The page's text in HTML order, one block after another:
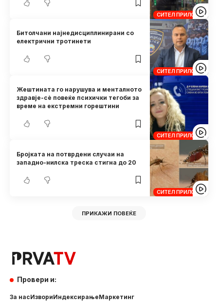
СИТЕЛ ПРИЛОЗИ
СИТЕЛ ПРИЛОЗИ
Битолчани најнедисциплинирани со
електрични тротинети
СИТЕЛ ПРИЛОЗИ
Жештината го нарушува и менталното
здравје-сè повеќе психички тегоби за
време на екстремни горештини
СИТЕЛ ПРИЛОЗИ
Бројката на потврдени случаи на
западно-нилска треска стигна до 20
ПРИКАЖИ ПОВЕЌЕ
Провери и:
За насИзвориИндексирањеМаркетинг